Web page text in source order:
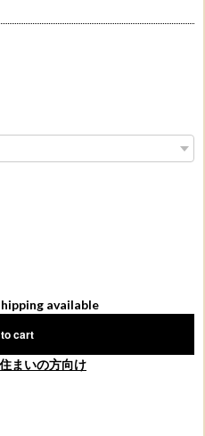
available
cart
まいの方向け